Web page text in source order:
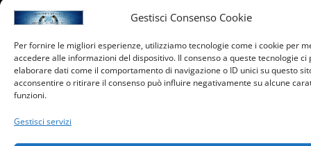
Gestisci Consenso Cookie
Per fornire le migliori esperienze, utilizziamo tecnologie come i cookie per
accedere alle informazioni del dispositivo. Il consenso a queste tecnologie
elaborare dati come il comportamento di navigazione o ID unici su questo
acconsentire o ritirare il consenso può influire negativamente su alcune
funzioni.
Gestisci servizi